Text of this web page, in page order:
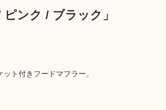
ンク / ブラック」
ト付きフードマフラー。